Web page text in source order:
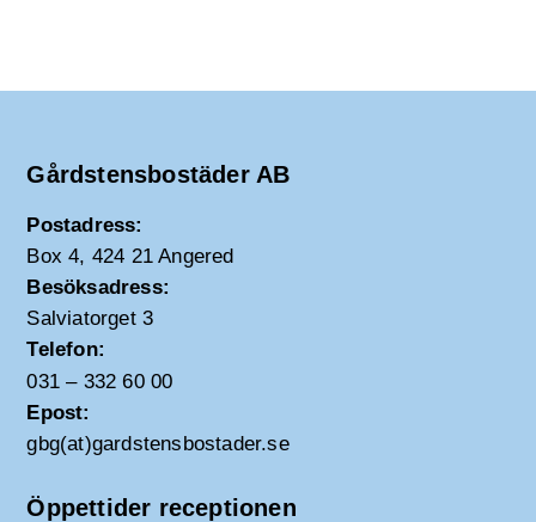
Gårdstensbostäder AB
Postadress:
Box 4, 424 21 Angered
Besöksadress:
Salviatorget 3
Telefon:
031 – 332 60 00
Epost:
gbg(at)gardstensbostader.se
Öppettider receptionen